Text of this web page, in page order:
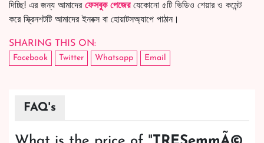
দিচ্ছি! এর জন্য আমাদের ফেসবুক পেজেরযেকোনো ৫টি ভিডিও শেয়ার ও কমেন্ট
করে স্ক্রিনশটটি আমাদের ইনবক্স বা হোয়াটসঅ্যাপে পাঠান।
SHARING THIS ON:
Facebook Twitter Whatsapp Email
FAQ's